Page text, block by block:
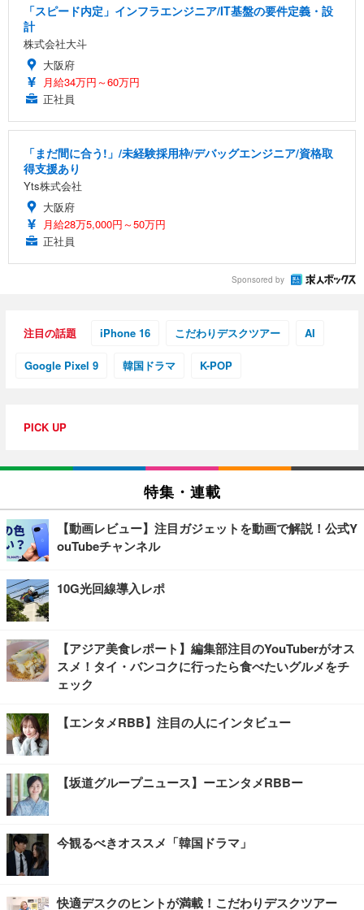
「スピード内定」インフラエンジニア/IT基盤の要件定義・設
計
株式会社大斗
大阪府
月給34万円～60万円
正社員
「まだ間に合う!」/未経験採用枠/デバッグエンジニア/資格取
得支援あり
Yts株式会社
大阪府
月給28万5,000円～50万円
正社員
Sponsored by
注目の話題 iPhone 16 こだわりデスクツアー AI
Google Pixel 9 韓国ドラマ K-POP
PICK UP
特集・連載
【動画レビュー】注目ガジェットを動画で解説！公式Y
ouTubeチャンネル
10G光回線導入レポ
【アジア美食レポート】編集部注目のYouTuberがオス
スメ！タイ・バンコクに行ったら食べたいグルメをチ
ェック
【エンタメRBB】注目の人にインタビュー
【坂道グループニュース】ーエンタメRBBー
今観るべきオススメ「韓国ドラマ」
快適デスクのヒントが満載！こだわりデスクツアー